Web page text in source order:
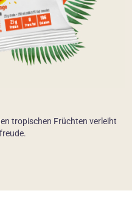
tropischen Früchten verleiht